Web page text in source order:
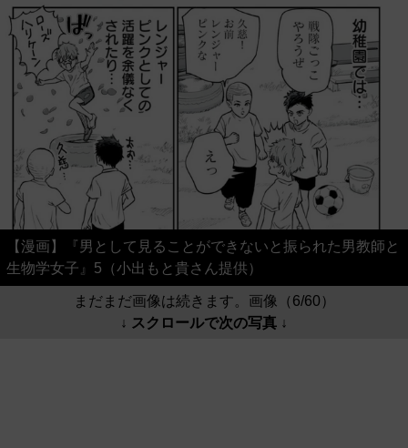
【漫画】『男として見ることができないと振られた男教師と
生物学女子』5（小出もと貴さん提供）
まだまだ画像は続きます。画像（6/60）
↓ スクロールで次の写真 ↓